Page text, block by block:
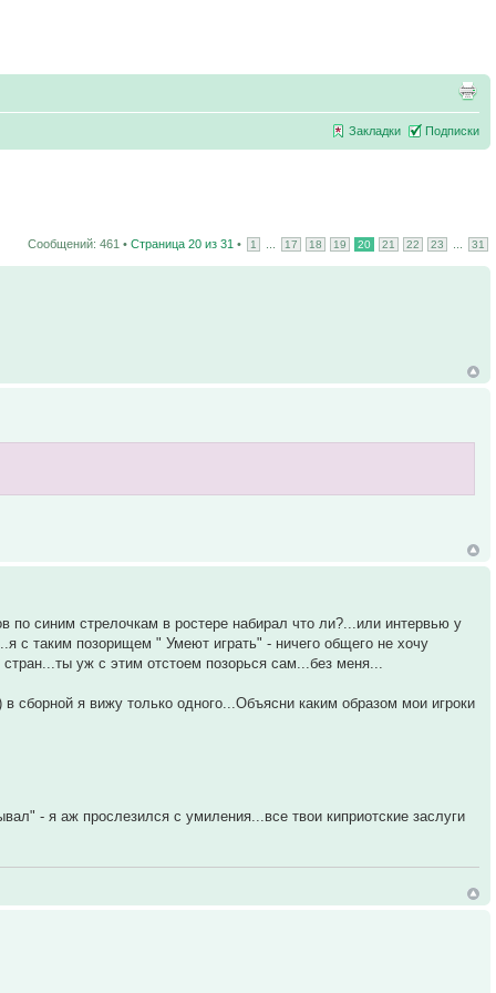
Закладки Подписки
Сообщений: 461 • Страница 20 из 31 • 1 17 18 19 20 21 22 23 31
по синим стрелочкам в ростере набирал что ли?...или интервью у
с таким позорищем " Умеют играть" - ничего общего не хочу
уж с этим отстоем позорься сам...без меня...
сборной я вижу только одного...Объясни каким образом мои игроки
- я аж прослезился с умиления...все твои киприотские заслуги